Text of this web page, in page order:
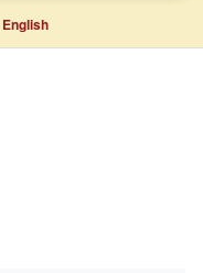
English